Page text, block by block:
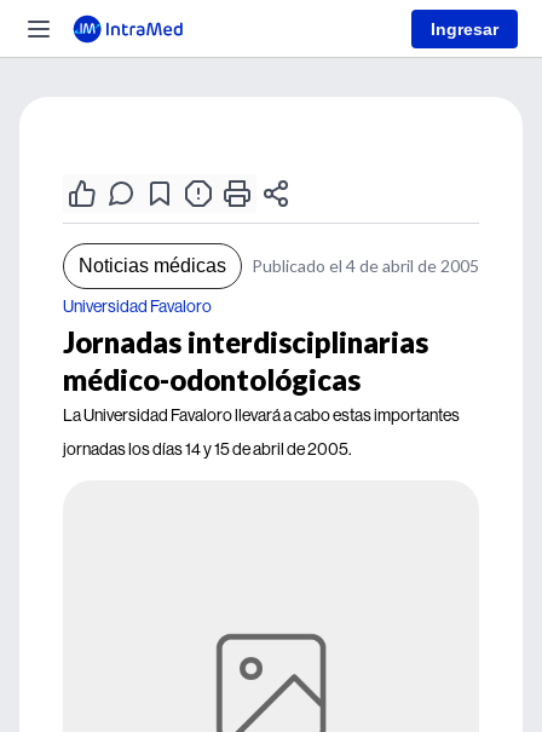
Ingresar
Noticias médicas Publicado el 4 de abril de 2005
Universidad Favaloro
Jornadas interdisciplinarias
médico-odontológicas
La Universidad Favaloro llevará a cabo estas importantes
jornadas los días 14 y 15 de abril de 2005.